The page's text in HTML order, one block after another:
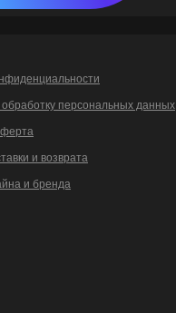
персональных данных
и возврата
и бренда